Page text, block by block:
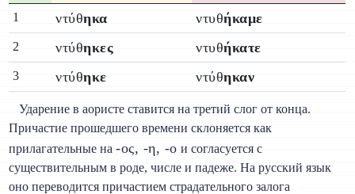
1 ντύθηκα ντυθήκαμε
2 ντύθηκες ντυθήκατε
3 ντύθηκε ντύθηκαν
Ударение в аористе ставится на третий слог от конца.
Причастие прошедшего времени склоняется как
прилагательные на-ος, -η, -о и согласуется с
существительным в роде, числе и падеже. На русский язык
оно переводится причастием страдательного залога